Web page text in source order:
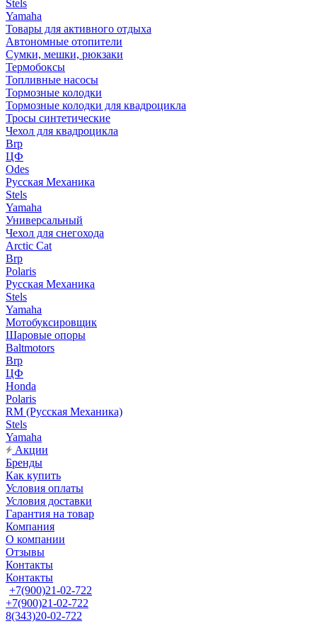
Stels
Yamaha
Товары для активного отдыха
Автономные отопители
Сумки, мешки, рюкзаки
Термобоксы
Топливные насосы
Тормозные колодки
Тормозные колодки для квадроцикла
Тросы синтетические
Чехол для квадроцикла
Brp
ЦФ
Odes
Русская Механика
Stels
Yamaha
Универсальный
Чехол для снегохода
Arctic Cat
Brp
Polaris
Русская Механика
Stels
Yamaha
Мотобуксировщик
Шаровые опоры
Baltmotors
Brp
ЦФ
Honda
Polaris
RM (Русская Механика)
Stels
Yamaha
Акции
Бренды
Как купить
Условия оплаты
Условия доставки
Гарантия на товар
Компания
О компании
Отзывы
Контакты
Контакты
+7(900)21-02-722
+7(900)21-02-722
8(343)20-02-722